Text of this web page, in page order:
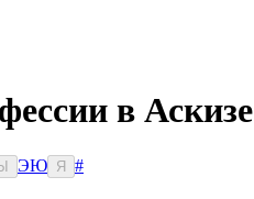
в Аскизе
ЭЮ Я
#